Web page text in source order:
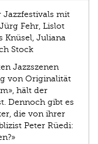
Jazzfestivals mit
Fehr, Lislot
Knüsel, Juliana
Stock
Jazzszenen
von Originalität
hält der
Dennoch gibt es
die von ihrer
Peter Rüedi: